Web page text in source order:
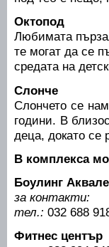
Октопод
Любимата
те могат да се
средата на
Слонче
Слончето се
години. В
деца, докато се
В комплекса
Боулинг
за контакти:
тел.: 032 688
Фитнес център